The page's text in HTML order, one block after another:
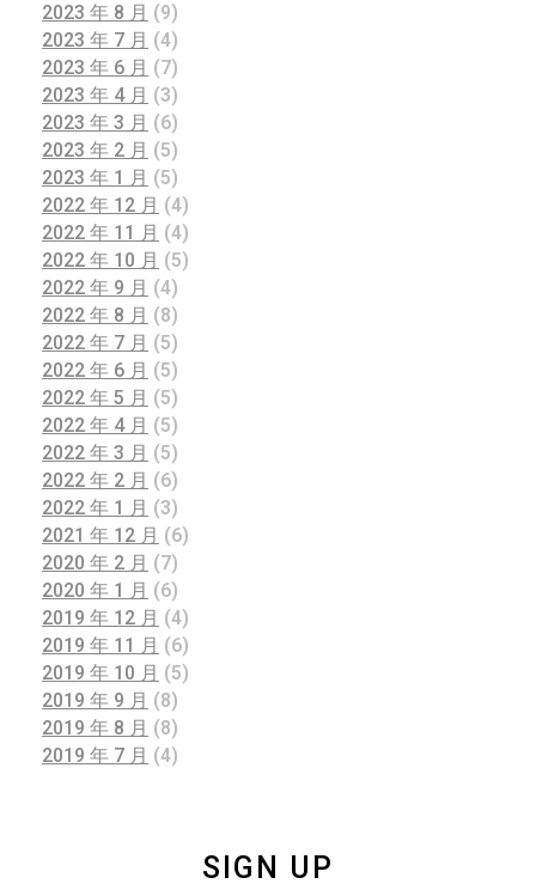
2023 年 8 月 (9)
2023 年 7 月 (4)
2023 年 6 月 (7)
2023 年 4 月 (3)
2023 年 3 月 (6)
2023 年 2 月 (5)
2023 年 1 月 (5)
2022 年 12 月 (4)
2022 年 11 月 (4)
2022 年 10 月 (5)
2022 年 9 月 (4)
2022 年 8 月 (8)
2022 年 7 月 (5)
2022 年 6 月 (5)
2022 年 5 月 (5)
2022 年 4 月 (5)
2022 年 3 月 (5)
2022 年 2 月 (6)
2022 年 1 月 (3)
2021 年 12 月 (6)
2020 年 2 月 (7)
2020 年 1 月 (6)
2019 年 12 月 (4)
2019 年 11 月 (6)
2019 年 10 月 (5)
2019 年 9 月 (8)
2019 年 8 月 (8)
2019 年 7 月 (4)
SIGN UP